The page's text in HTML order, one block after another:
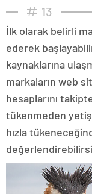
13
İlk olarak belirli
ederek
kaynaklarına
markaların web
hesaplarını
tükenmeden
hızla